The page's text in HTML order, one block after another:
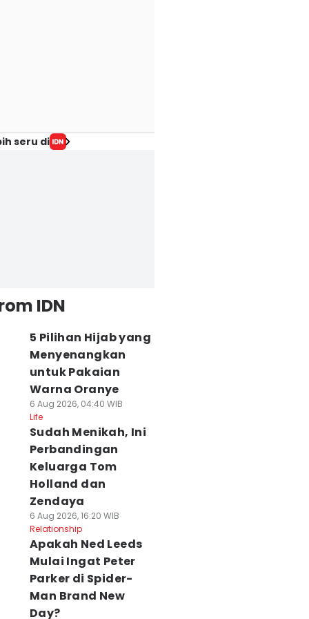
seru di
IDN
5 Pilihan Hijab yang
Menyenangkan
untuk Pakaian
Warna Oranye
6 Aug 2026, 04:40 WIB
Life
Sudah Menikah, Ini
Perbandingan
Keluarga Tom
Holland dan
Zendaya
6 Aug 2026, 16:20 WIB
Relationship
Apakah Ned Leeds
Mulai Ingat Peter
Parker di Spider-
Man Brand New
Day?